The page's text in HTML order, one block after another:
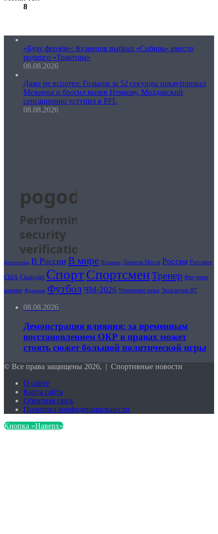
8
«Буду ферзём»: Кузнецов выбрал «Сибирь» вместо
родного «Трактора»
08.08.2026
Даже не вспотел: Гольцов за 52 секунды нокаутировал
Межиева и бросил вызов Немкову, Молдавский
сенсационно уступил в PFL
08.08.2026
Аргентина В России В мире Испания Лионель Месси Россия Россияне
США Скандал СпортСпортсменТренер Фигурное
катание Франция Футбол ЧМ-2026 Чемпионат мира Эксклюзив RT
08.08.2026
Демонстрация влияния: за временным
восстановлением ОКР в правах может
стоять сюжет большой политической игры
© Все права защищены 2026, | Спортивные новости
О сайте
Карта сайта
Обратная связь
Политика конфиденциальности
Кнопка «Наверх»